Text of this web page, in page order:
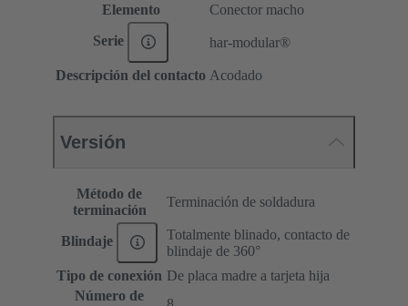
Elemento
Conector macho
Serie har-modular®
Descripción del contacto Acodado
Versión
Método de
terminación
Terminación de soldadura
Blindaje
Totalmente blinado, contacto de
blindaje de 360°
Tipo de conexión De placa madre a tarjeta hija
Número de